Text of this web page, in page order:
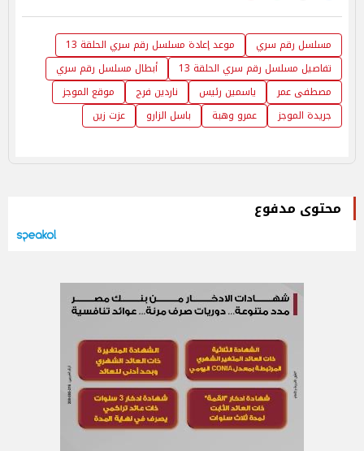
مسلسل رقم سري
موعد إعادة مسلسل رقم سري الحلقة 13
تفاصيل مسلسل رقم سري الحلقة 13
أبطال مسلسل رقم سري
مصطفى عمر
ياسمين رئيس ناردين فرج
موقع الموجز
جريدة الموجز
عمرو وهبة باسل الزارو عزت زين
محتوى مدفوع